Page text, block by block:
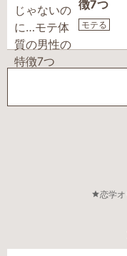
徴7つ
モテる
恋学